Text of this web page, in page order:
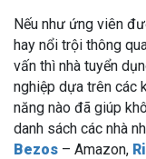
Nếu như ứng viên
hay nổi trội thông
vấn thì nhà tuyển
nghiệp dựa trên các
năng nào đã giúp
danh sách các nhà
Bezos – Amazon,